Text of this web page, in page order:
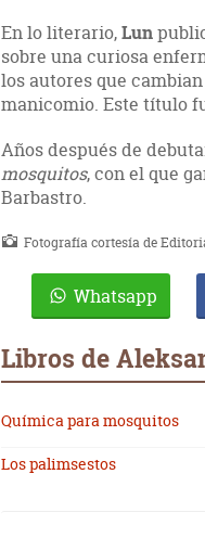
En lo literario,Lun
sobre una curiosa
los autores que
manicomio. Este título
Años después de
mosquitos, con el que
Barbastro.
Fotografía cortesía de
Whatsapp
Libros de
Química para mosquitos
Los palimsestos